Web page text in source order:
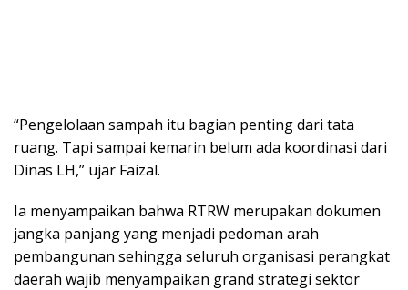
“Pengelolaan sampah itu bagian penting dari tata
ruang. Tapi sampai kemarin belum ada koordinasi dari
Dinas LH,” ujar Faizal.
Ia menyampaikan bahwa RTRW merupakan dokumen
jangka panjang yang menjadi pedoman arah
pembangunan sehingga seluruh organisasi perangkat
daerah wajib menyampaikan grand strategi sektor